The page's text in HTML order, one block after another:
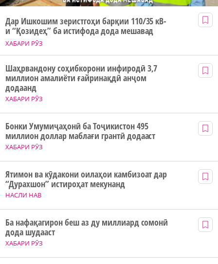
ХАБАРИ РӮЗ
Дар Ишкошим зеристгоҳи барқии 110/35 кВ-
и “Қозидеҳ” ба истифода дода мешавад
ХАБАРИ РӮЗ
Шаҳрвандону соҳибкорони инфиродӣ 3,7
миллион амалиёти ғайринақдӣ анҷом
додаанд
ХАБАРИ РӮЗ
Бонки Умумиҷаҳонӣ ба Тоҷикистон 495
миллион доллар маблағи грантӣ додааст
НАСЛИ НАВ
Ятимон ва кӯдакони оилаҳои камбизоат дар
“Дурахшон” истироҳат мекунанд
ХАБАРИ РӮЗ
Ба нафақагирон беш аз ду миллиард сомонӣ
дода шудааст